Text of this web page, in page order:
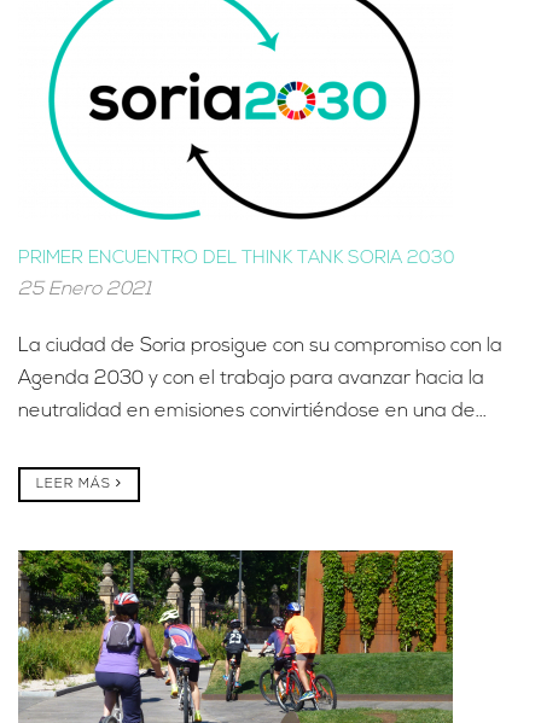
PRIMER ENCUENTRO DEL THINK TANK SORIA 2030
25 Enero 2021
La ciudad de Soria prosigue con su compromiso con la
Agenda 2030 y con el trabajo para avanzar hacia la
neutralidad en emisiones convirtiéndose en una de...
LEER MÁS